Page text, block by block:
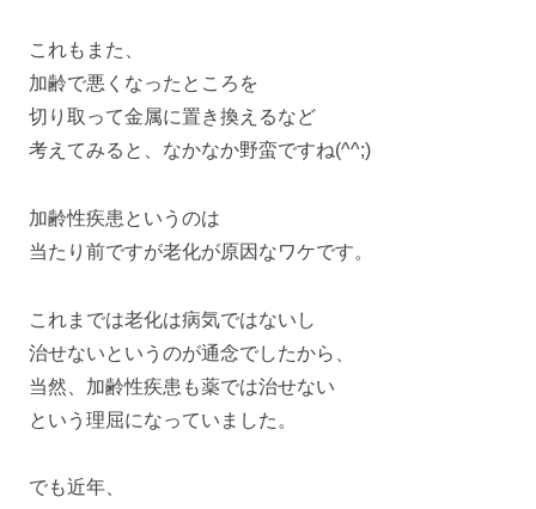
これもまた、
加齢で悪くなったところを
切り取って金属に置き換えるなど
考えてみると、なかなか野蛮ですね(^^;)
加齢性疾患というのは
当たり前ですが老化が原因なワケです。
これまでは老化は病気ではないし
治せないというのが通念でしたから、
当然、加齢性疾患も薬では治せない
という理屈になっていました。
でも近年、